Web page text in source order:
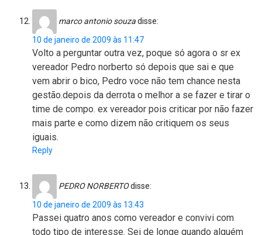
marco antonio souzadisse:
10 de janeiro de 2009 às 11:47
Volto a perguntar outra vez, poque só agora o sr ex
vereador Pedro norberto só depois que sai e que
vem abrir o bico, Pedro voce não tem chance nesta
gestão.depois da derrota o melhor a se fazer e tirar o
time de compo. ex vereador pois criticar por não fazer
mais parte e como dizem não critiquem os seus
iguais.
Reply
PEDRO NORBERTOdisse:
10 de janeiro de 2009 às 13:43
Passei quatro anos como vereador e convivi com
todo tipo de interesse. Sei de longe quando alguém